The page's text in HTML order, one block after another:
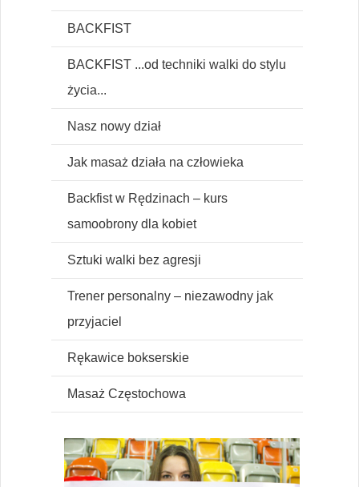
BACKFIST
BACKFIST ...od techniki walki do stylu
życia...
Nasz nowy dział
Jak masaż działa na człowieka
Backfist w Rędzinach – kurs
samoobrony dla kobiet
Sztuki walki bez agresji
Trener personalny – niezawodny jak
przyjaciel
Rękawice bokserskie
Masaż Częstochowa